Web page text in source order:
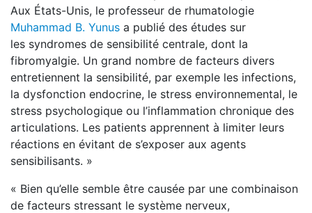
Aux États-Unis, le professeur de rhumatologie
Muhammad B. Yunus a publié des études sur
les syndromes de sensibilité centrale, dont la
fibromyalgie. Un grand nombre de facteurs divers
entretiennent la sensibilité, par exemple les infections,
la dysfonction endocrine, le stress environnemental, le
stress psychologique ou l’inflammation chronique des
articulations. Les patients apprennent à limiter leurs
réactions en évitant de s’exposer aux agents
sensibilisants. »
« Bien qu’elle semble être causée par une combinaison
de facteurs stressant le système nerveux,